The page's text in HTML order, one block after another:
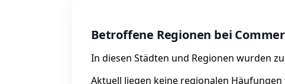
Betroffene Regionen bei
In diesen Städten und Regionen wurden
Aktuell liegen keine regionalen